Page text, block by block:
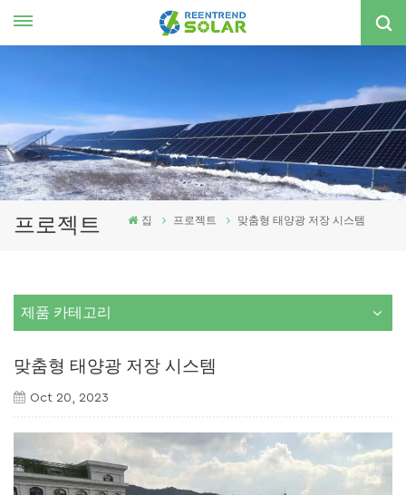
국의
프로젝트 집 프로젝트 맞춤형 태양광 저장 시스템
제품 카테고리
맞춤형 태양광 저장 시스템
Oct 20, 2023